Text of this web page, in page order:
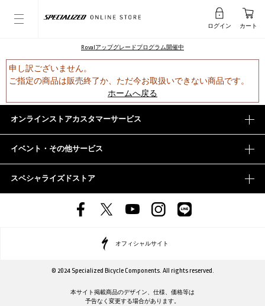
ログイン カート
Rovalアップグレードプログラム開催中
申し訳ございません。
ご指定の商品は販売終了か、ただ今お取扱いできない商品です。
ホームへ戻る
オンラインストアカスタマーサービス
イベント・その他サービス
スペシャライズドストア
オフィシャルサイト
© 2024 Specialized Bicycle Components. All rights reserved.
本サイト掲載商品のデザイン、仕様、価格等は
予告なく変更する場合があります。